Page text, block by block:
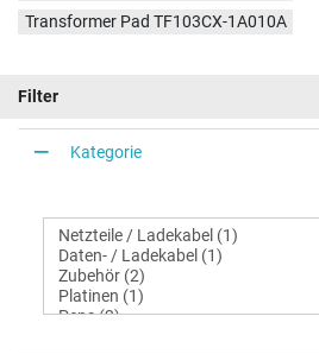
Transformer Pad TF103CX-1A010A
Filter
Kategorie